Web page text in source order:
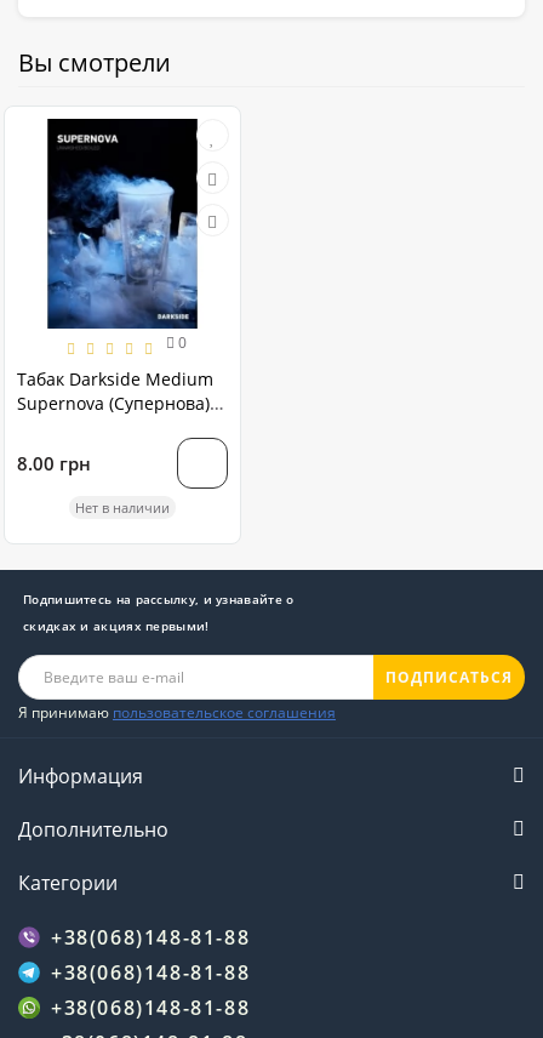
Вы смотрели
0
Табак Darkside Medium
Supernova (Супернова) 1
8.00 грн
Нет в наличии
Подпишитесь на рассылку, и узнавайте о
скидках и акциях первыми!
ПОДПИСАТЬСЯ
Я принимаю пользовательское соглашения
Информация
Дополнительно
Категории
+38(068)148-81-88
+38(068)148-81-88
+38(068)148-81-88